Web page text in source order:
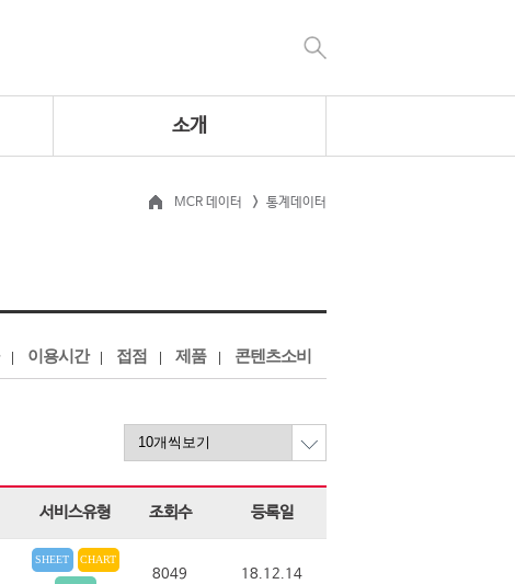
소개
MCR 데이터 통계데이터
이용시간 접점 제품 콘텐츠소비
서비스유형 조회수 등록일
SHEET CHART
8049 18.12.14